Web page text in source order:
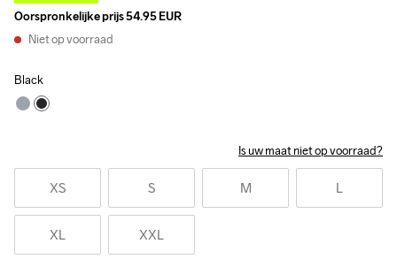
Oorspronkelijke prijs54.95 EUR
Niet op voorraad
Black
Is uw maat niet op voorraad?
XS S M L
XL XXL